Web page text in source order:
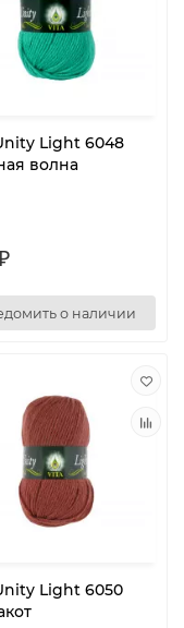
Light 6048
волна
о наличии
Light 6050